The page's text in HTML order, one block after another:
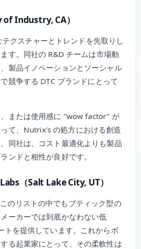
Industry, CA）
クスチャーとトレンドを先取りし
す。同社の R&D チームは市場動
製品イノベーションとソーシャル
競争する DTC ブランドにとって
または使用感に "wow factor" が
て、Nutrix's の処方における創造
同社は、コスト最適化よりも製品
ンドと相性が良好です。
（Salt Lake City, UT）
のリストの中でもブティック型の
ーカーでは到底かなわない低
トを提供しています。これからボ
る起業家にとって、その柔軟性は